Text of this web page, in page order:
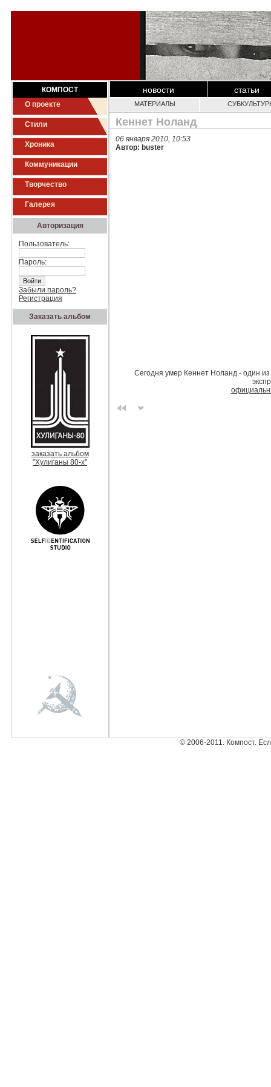
КОМПОСТ
О проекте
Стили
Хроника
Коммуникации
Творчество
Галерея
Авторизация
Пользователь:
Пароль:
Забыли пароль?
Регистрация
Заказать альбом
заказать альбом
"Хулиганы 80-х"
новости статьи
МАТЕРИАЛЫ
Кеннет Ноланд
06 января 2010, 10:53
Автор: buster
Сегодня умер Кеннет Ноланд - один из
© 2006-2011. Компост.